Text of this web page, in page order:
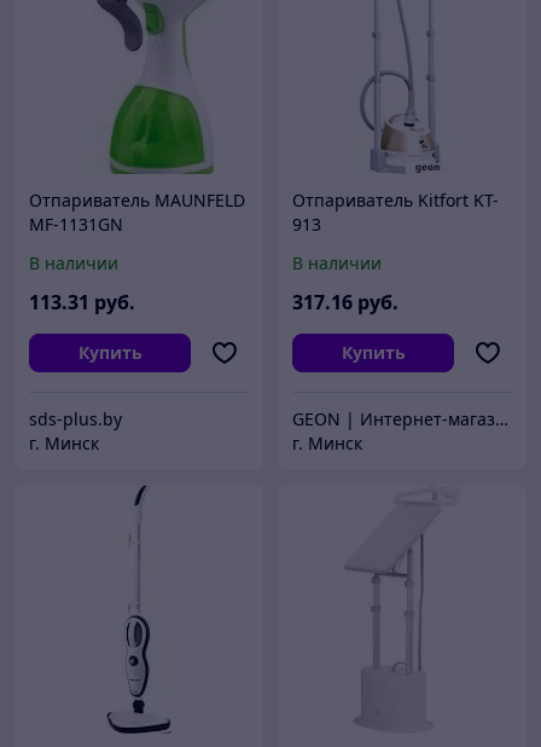
Отпариватель MAUNFELD
MF-1131GN
В наличии
113.31 руб.
Купить
sds-plus.by
г. Минск
Отпариватель Kitfort KT-
913
В наличии
317.16 руб.
Купить
GEON | Интернет-магазин техники
г. Минск